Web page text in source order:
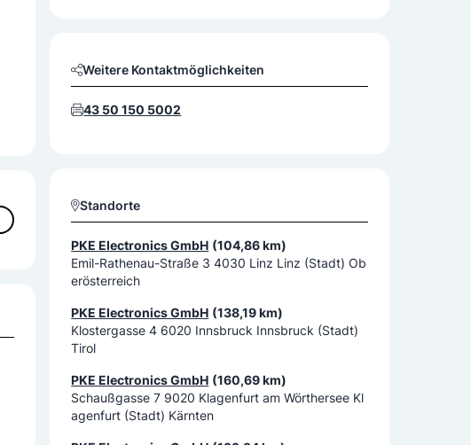
Weitere Kontaktmöglichkeiten
43 50 150 5002
Standorte
PKE Electronics GmbH (104,86 km)
Emil-Rathenau-Straße 3 4030 Linz Linz (Stadt) Ob
erösterreich
PKE Electronics GmbH (138,19 km)
Klostergasse 4 6020 Innsbruck Innsbruck (Stadt)
Tirol
PKE Electronics GmbH (160,69 km)
Schaußgasse 7 9020 Klagenfurt am Wörthersee Kl
agenfurt (Stadt) Kärnten